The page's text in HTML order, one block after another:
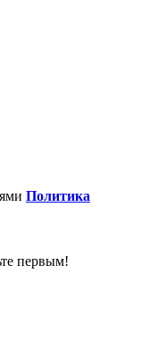
Политика
первым!